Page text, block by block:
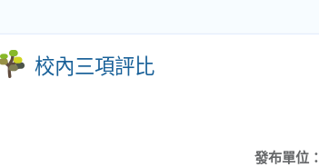
校內三項評比
發布單位：